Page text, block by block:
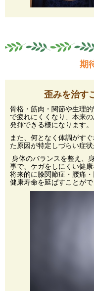
期
歪みを治す
骨格・筋肉・関節や生理
で疲れにくくなり、本来
発揮できる様になります。
また、何となく体調がす
た原因が特定しづらい症
身体のバランスを整え、
事で、ケガをしにくい健
将来的に膝関節症・腰痛
健康寿命を延ばすことがで